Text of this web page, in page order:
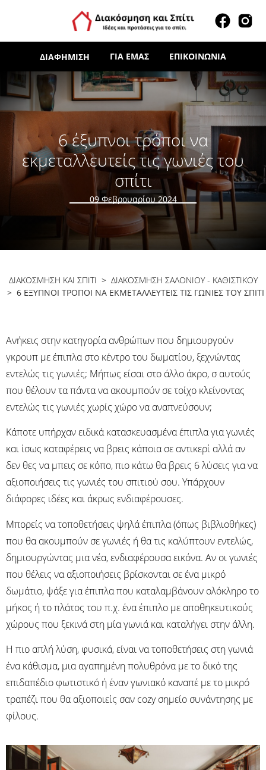
ΔΙΑΦΉΜΙΣΗ ΓΙΑ ΕΜΆΣ ΕΠΙΚΟΙΝΩΝΊΑ
6 έξυπνοι τρόποι να
εκμεταλλευτείς τις γωνιές του
σπίτι
09 Φεβρουαρίου 2024
ΔΙΑΚΟΣΜΗΣΗ ΚΑΙ ΣΠΙΤΙ > ΔΙΑΚΌΣΜΗΣΗ ΣΑΛΟΝΙΟΎ - ΚΑΘΙΣΤΙΚΟΎ
> 6 ΈΞΥΠΝΟΙ ΤΡΌΠΟΙ ΝΑ ΕΚΜΕΤΑΛΛΕΥΤΕΊΣ ΤΙΣ ΓΩΝΙΈΣ ΤΟΥ ΣΠΊΤΙ
Ανήκεις στην κατηγορία ανθρώπων που δημιουργούν
γκρουπ με έπιπλα στο κέντρο του δωματίου, ξεχνώντας
εντελώς τις γωνιές; Μήπως είσαι στο άλλο άκρο, σ αυτούς
που θέλουν τα πάντα να ακουμπούν σε τοίχο κλείνοντας
εντελώς τις γωνιές χωρίς χώρο να αναπνεύσουν;
Κάποτε υπήρχαν ειδικά κατασκευασμένα έπιπλα για γωνιές
και ίσως καταφέρεις να βρεις κάποια σε αντικερί αλλά αν
δεν θες να μπεις σε κόπο, πιο κάτω θα βρεις 6 λύσεις για να
αξιοποιήσεις τις γωνιές του σπιτιού σου. Υπάρχουν
διάφορες ιδέες και άκρως ενδιαφέρουσες.
Μπορείς να τοποθετήσεις ψηλά έπιπλα (όπως βιβλιοθήκες)
που θα ακουμπούν σε γωνιές ή θα τις καλύπτουν εντελώς,
δημιουργώντας μια νέα, ενδιαφέρουσα εικόνα. Αν οι γωνιές
που θέλεις να αξιοποιήσεις βρίσκονται σε ένα μικρό
δωμάτιο, ψάξε για έπιπλα που καταλαμβάνουν ολόκληρο το
μήκος ή το πλάτος του π.χ. ένα έπιπλο με αποθηκευτικούς
χώρους που ξεκινά στη μία γωνιά και καταλήγει στην άλλη.
Η πιο απλή λύση, φυσικά, είναι να τοποθετήσεις στη γωνιά
ένα κάθισμα, μια αγαπημένη πολυθρόνα με το δικό της
επιδαπέδιο φωτιστικό ή έναν γωνιακό καναπέ με το μικρό
τραπέζι που θα αξιοποιείς σαν cozy σημείο συνάντησης με
φίλους.